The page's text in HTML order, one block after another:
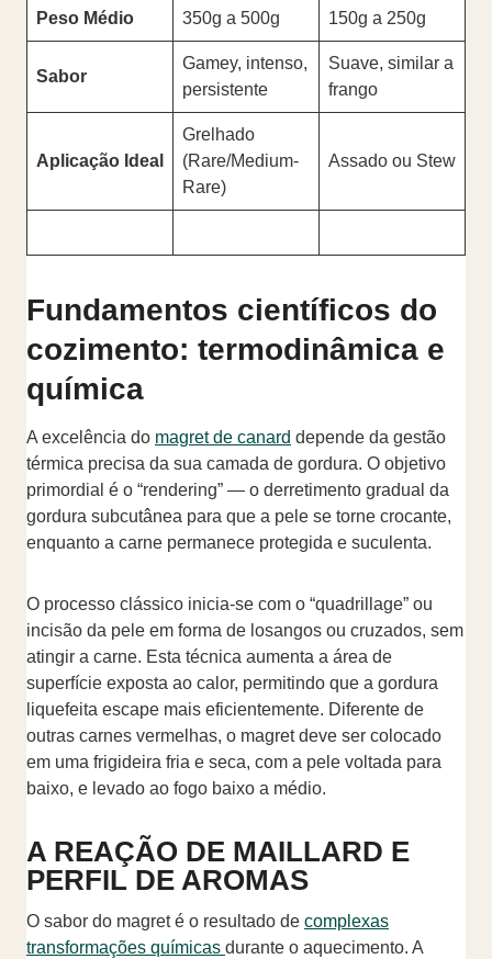
Peso Médio 350g a 500g 150g a 250g
Sabor
Gamey, intenso,
persistente
Suave, similar a
frango
Aplicação Ideal
Grelhado
(Rare/Medium-
Rare)
Assado ou Stew
Fundamentos científicos do
cozimento: termodinâmica e
química
A excelência do magret de canard depende da gestão
térmica precisa da sua camada de gordura. O objetivo
primordial é o “rendering” — o derretimento gradual da
gordura subcutânea para que a pele se torne crocante,
enquanto a carne permanece protegida e suculenta.
O processo clássico inicia-se com o “quadrillage” ou
incisão da pele em forma de losangos ou cruzados, sem
atingir a carne. Esta técnica aumenta a área de
superfície exposta ao calor, permitindo que a gordura
liquefeita escape mais eficientemente. Diferente de
outras carnes vermelhas, o magret deve ser colocado
em uma frigideira fria e seca, com a pele voltada para
baixo, e levado ao fogo baixo a médio.
A REAÇÃO DE MAILLARD E
PERFIL DE AROMAS
O sabor do magret é o resultado de complexas
transformações químicas durante o aquecimento. A